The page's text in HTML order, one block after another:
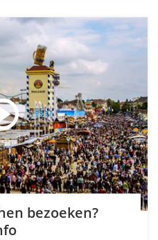
bezoeken?